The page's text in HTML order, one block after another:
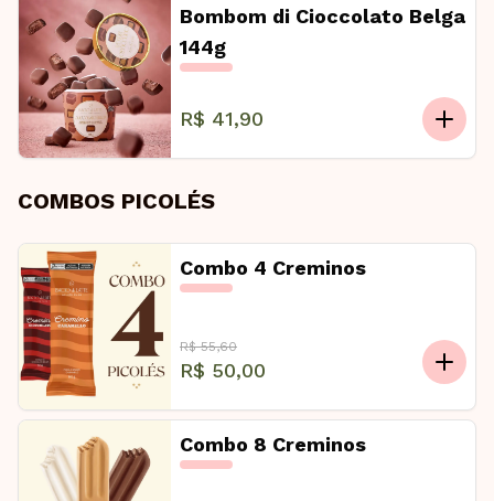
Bombom di Cioccolato Belga
144g
R$ 41,90
COMBOS PICOLÉS
Combo 4 Creminos
R$ 55,60
R$ 50,00
Combo 8 Creminos